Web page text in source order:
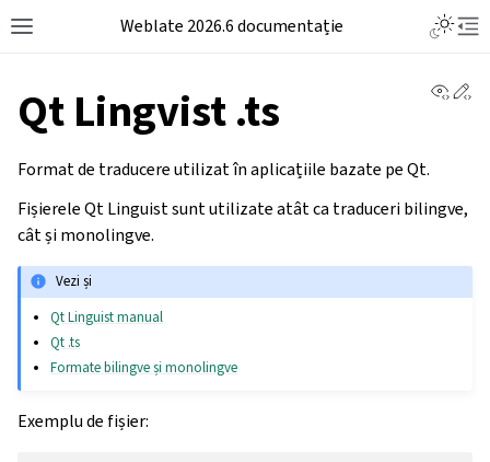
Weblate 2026.6 documentație
Qt Lingvist .ts
Format de traducere utilizat în aplicațiile bazate pe Qt.
Fișierele Qt Linguist sunt utilizate atât ca traduceri bilingve,
cât și monolingve.
Vezi și
Qt Linguist manual
Qt .ts
Formate bilingve și monolingve
Exemplu de fișier: